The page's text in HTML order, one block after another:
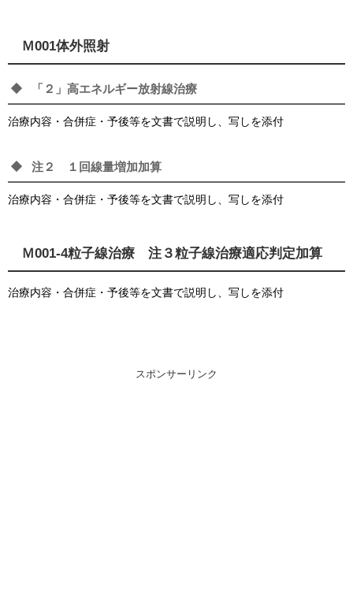
Ｍ001体外照射
「２」高エネルギー放射線治療
治療内容・合併症・予後等を文書で説明し、写しを添付
注２ １回線量増加加算
治療内容・合併症・予後等を文書で説明し、写しを添付
Ｍ001-4粒子線治療 注３粒子線治療適応判定加算
治療内容・合併症・予後等を文書で説明し、写しを添付
スポンサーリンク